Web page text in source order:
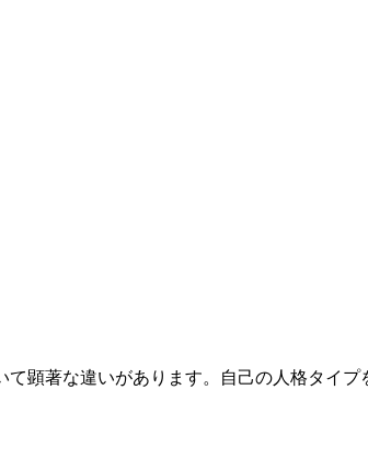
顕著な違いがあります。自己の人格タイプ